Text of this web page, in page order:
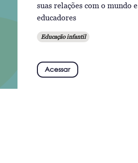
suas relações com o mundo
educadores
Educação infantil
Acessar